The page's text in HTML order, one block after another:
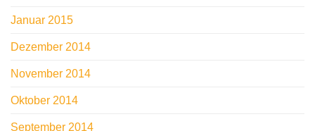
Januar 2015
Dezember 2014
November 2014
Oktober 2014
September 2014